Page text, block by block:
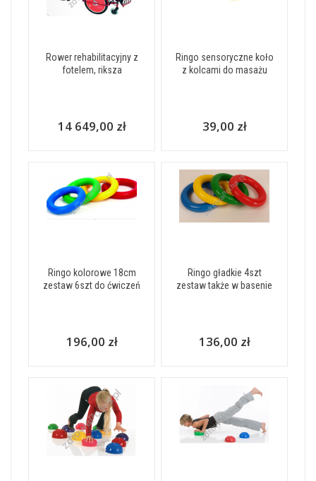
Rower rehabilitacyjny z
fotelem, riksza
14 649,00 zł
Ringo sensoryczne koło
z kolcami do masażu
39,00 zł
Ringo kolorowe 18cm
zestaw 6szt do ćwiczeń
196,00 zł
Ringo gładkie 4szt
zestaw także w basenie
136,00 zł